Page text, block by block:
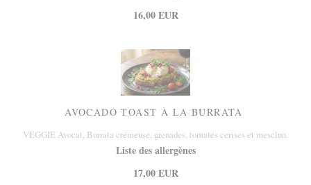
16,00 EUR
AVOCADO TOAST À LA BURRATA
VEGGIE Avocat, Burrata crémeuse, grenades, tomates cerises et mesclun.
Liste des allergènes
17,00 EUR